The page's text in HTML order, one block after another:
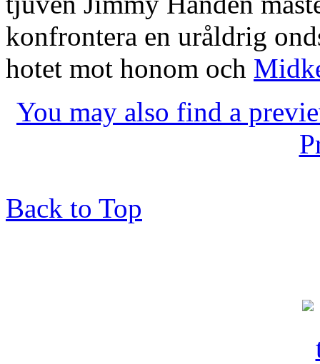
konfrontera en uråldrig
hotet mot honom och
You may also find a
Back to Top